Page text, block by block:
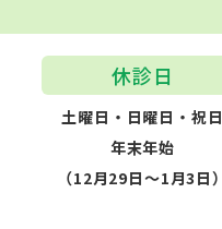
休診日
土曜日・日曜日・祝日
年末年始
（12月29日～1月3日）